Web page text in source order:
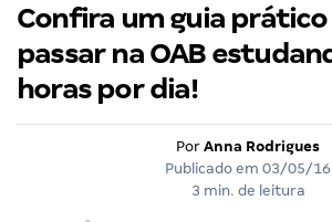
Confira um guia
passar na OAB
horas por dia!
Por Anna Rodrigues
Publicado em 03/05/16
3 min. de leitura